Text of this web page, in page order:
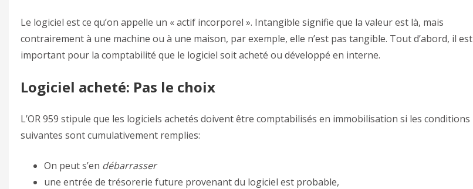
Le logiciel est ce qu’on appelle un « actif incorporel ». Intangible signifie que la valeur est là, mais
contrairement à une machine ou à une maison, par exemple, elle n’est pas tangible. Tout d’abord, il est
important pour la comptabilité que le logiciel soit acheté ou développé en interne.
Logiciel acheté: Pas le choix
L’OR 959 stipule que les logiciels achetés doivent être comptabilisés en immobilisation si les conditions
suivantes sont cumulativement remplies:
On peut s’en débarrasser
une entrée de trésorerie future provenant du logiciel est probable,